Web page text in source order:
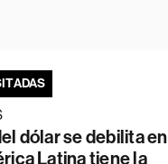
dólar se debilita en
Latina tiene la